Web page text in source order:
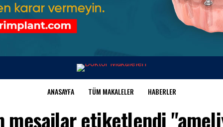
ANASAYFA TÜM MAKALELER HABERLER
mesajlar etiketlendi